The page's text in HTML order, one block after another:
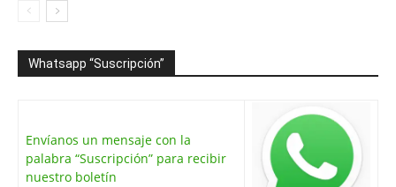
Whatsapp “Suscripción”
Envíanos un mensaje con la
palabra “Suscripción” para recibir
nuestro boletín